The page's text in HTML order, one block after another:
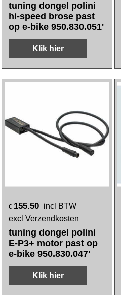
tuning dongel polini
hi-speed brose past
op e-bike 950.830.051'
Klik hier
€ 155.50 incl BTW
excl Verzendkosten
tuning dongel polini
E-P3+ motor past op
e-bike 950.830.047'
Klik hier